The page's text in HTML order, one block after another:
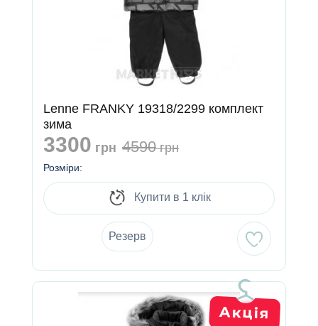
Lenne FRANKY 19318/2299 комплект
зима
3300 грн 4590грн
Розміри:
Купити в 1 клік
Резерв